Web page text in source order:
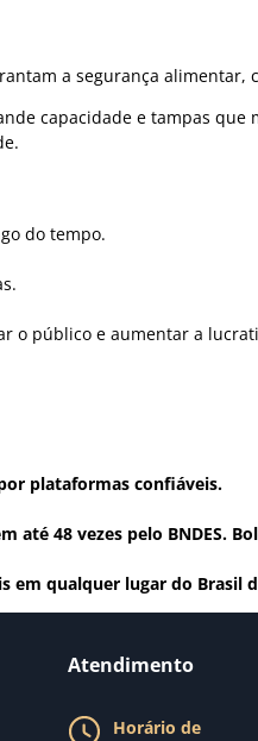
a segurança alimentar,
capacidade e tampas que
do tempo.
o público e aumentar a
plataformas confiáveis.
48 vezes pelo BNDES.
em qualquer lugar do Brasil
Atendimento
Horário de